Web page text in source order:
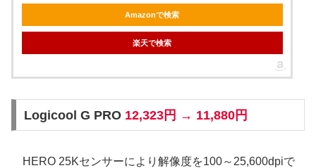
Amazonで検索
楽天で検索
Logicool G PRO 12,323円 → 11,880円
HERO 25Kセンサーにより解像度を100～25,600dpiで